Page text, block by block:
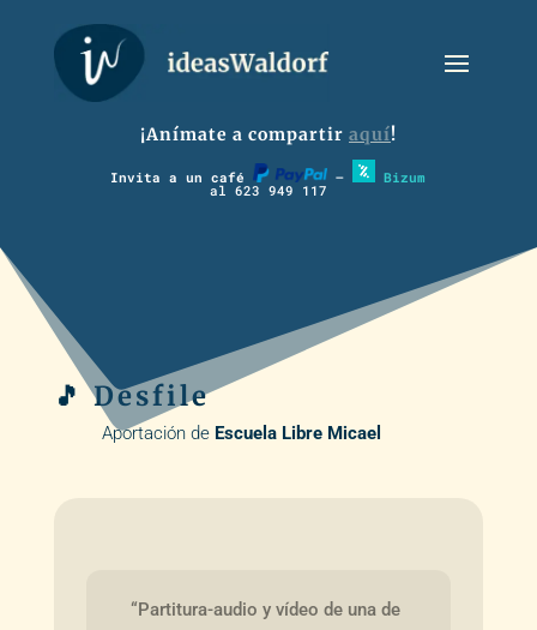
¡Anímate a compartir aquí!
Invita a un café – Bizum
al 623 949 117
🎵 Desfile
Aportación de Escuela Libre Micael
“Partitura-audio y vídeo de una de